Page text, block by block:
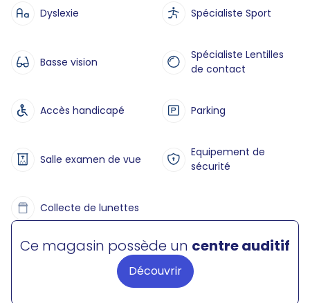
Dyslexie Spécialiste Sport
Basse vision
Spécialiste Lentilles
de contact
Accès handicapé Parking
Salle examen de vue
Equipement de
sécurité
Collecte de lunettes
Ce magasin possède un centre auditif
Découvrir